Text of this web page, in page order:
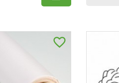
favorite_border